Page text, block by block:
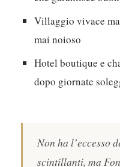
Villaggio vivace
mai noioso
Hotel boutique e
dopo giornate
Non ha l’eccesso
scintillanti, ma